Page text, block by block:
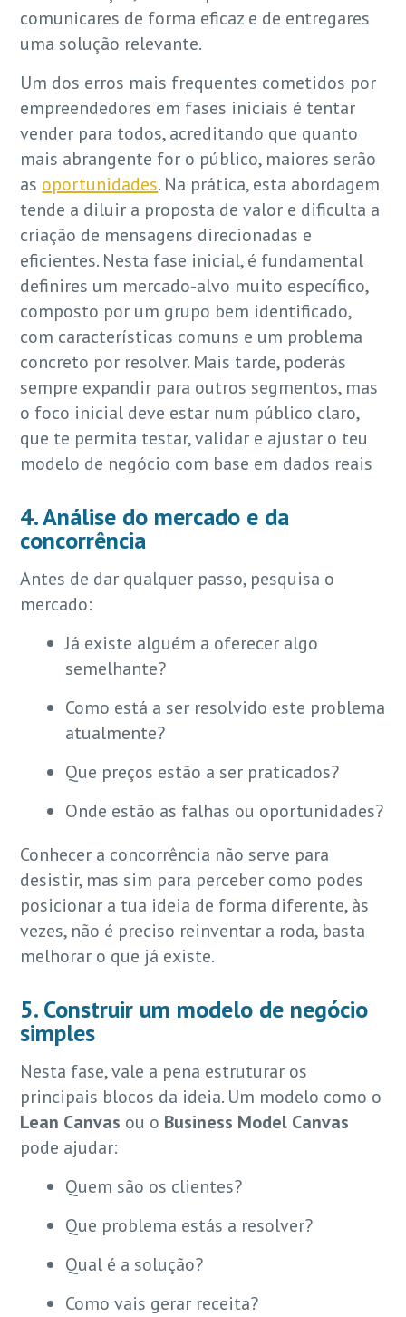
comunicares de forma eficaz e de entregares
uma solução relevante.
Um dos erros mais frequentes cometidos por
empreendedores em fases iniciais é tentar
vender para todos, acreditando que quanto
mais abrangente for o público, maiores serão
as oportunidades. Na prática, esta abordagem
tende a diluir a proposta de valor e dificulta a
criação de mensagens direcionadas e
eficientes. Nesta fase inicial, é fundamental
definires um mercado-alvo muito específico,
composto por um grupo bem identificado,
com características comuns e um problema
concreto por resolver. Mais tarde, poderás
sempre expandir para outros segmentos, mas
o foco inicial deve estar num público claro,
que te permita testar, validar e ajustar o teu
modelo de negócio com base em dados reais
4. Análise do mercado e da
concorrência
Antes de dar qualquer passo, pesquisa o
mercado:
Já existe alguém a oferecer algo
semelhante?
Como está a ser resolvido este problema
atualmente?
Que preços estão a ser praticados?
Onde estão as falhas ou oportunidades?
Conhecer a concorrência não serve para
desistir, mas sim para perceber como podes
posicionar a tua ideia de forma diferente, às
vezes, não é preciso reinventar a roda, basta
melhorar o que já existe.
5. Construir um modelo de negócio
simples
Nesta fase, vale a pena estruturar os
principais blocos da ideia. Um modelo como o
Lean Canvas ou o Business Model Canvas
pode ajudar:
Quem são os clientes?
Que problema estás a resolver?
Qual é a solução?
Como vais gerar receita?